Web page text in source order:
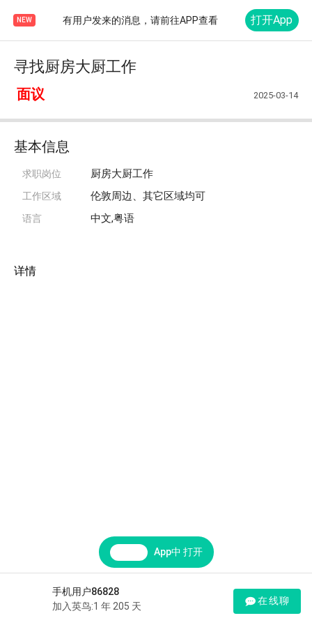
NEW 有用户发来的消息，请前往APP查看 打开App
寻找厨房大厨工作
面议 2025-03-14
基本信息
求职岗位 厨房大厨工作
工作区域 伦敦周边、其它区域均可
语言 中文,粤语
详情
App中 打开
手机用户86828
加入英鸟:1 年 205 天
在线聊